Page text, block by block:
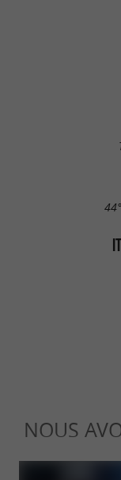
NOUS